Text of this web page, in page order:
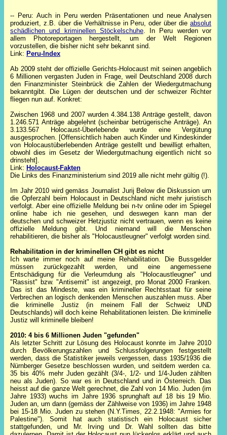
-- Peru: Auch in Peru werden Präsentationen und neue Analysen
produziert, z.B. über die Verhältnisse in Peru, oder über die absolut
schädlichen und kriminellen Stöckelschuhe. In Peru werden vor
allem Photoreportagen hergestellt, um der Welt Regionen
vorzustellen, die bisher nicht sehr bekannt sind.
Link: Peru-Index
Ab 2009 steht der offizielle Gerichts-Holocaust mit seinen angeblich
6 Millionen vergasten Juden in Frage, weil Deutschland 2008 durch
den Finanzminister Steinbrück die Zahlen der Wiedergutmachung
bekanntgibt. Die Lügen der deutschen und der schweizer Richter
fliegen nun auf. Konkret:
Zwischen 1968 und 2007 wurden 4.384.138 Anträge gestellt, davon
1.246.571 Anträge abgelehnt (scheinbar betrügerische Anträge). An
3.133.567 Holocaust-Überlebende wurde eine Vergütung
ausgesprochen. [Offensichtlich haben auch Kinder und Kindeskinder
von Holocaustüberlebenden Anträge gestellt und bewilligt erhalten,
obwohl dies im Gesetz der Wiedergutmachung eigentlich nicht so
drinsteht].
Link: Holocaust-Fakten
Die Links des Finanzministerium sind 2019 alle nicht mehr gültig (!).
Im Jahr 2010 wird gemäss Journalist Jurij Below die Diskussion um
die Opferzahl beim Holocaust in Deutschland nicht mehr juristisch
verfolgt. Aber eine offizielle Meldung bei n-tv online oder im Spiegel
online habe ich nie gesehen, und deswegen kann man der
deutschen und schweizer Hetzjustiz nicht vertrauen, wenn es keine
offizielle Meldung gibt. Und niemand will die Menschen
rehabilitieren, die bisher als "Holocaustleugner" verfolgt worden sind.
Rehabilitation in der kriminellen CH gibt es nicht
Ich warte immer noch auf meine Rehabilitation. Die Bussgelder
müssen zurückgezahlt werden, und eine angemessene
Entschädigung für die Verleumdung als "Holocaustleugner" und
"Rassist" bzw. "Antisemit" ist angezeigt, pro Monat 2000 Franken.
Das ist das Mindeste, was ein krimineller Rechtsstaat für seine
Verbrechen an logisch denkenden Menschen auszahlen muss. Aber
die kriminelle Justiz (in meinem Fall der Schweiz UND
Deutschlands) will doch keine Rehabilitationen leisten. Die kriminelle
Justiz will kriminelle bleiben!
2010: 4 bis 6 Millionen Juden "gefunden"
Als letzter Schritt zur Lösung des Holocaust konnte im Jahre 2010
durch Bevölkerungszahlen und Schlussfolgerungen festgestellt
werden, dass die Statistiker jeweils vergessen, dass 1935/1936 die
Nürnberger Gesetze beschlossen wurden, und seitdem werden ca.
35 bis 40% mehr Juden gezählt (3/4-, 1/2- und 1/4-Juden zählten
neu als Juden). So war es in Deutschland und in Österreich. Das
heisst auf die ganze Welt gerechnet, die Zahl von 14 Mio. Juden (im
Jahre 1933) wuchs im Jahre 1936 sprunghaft auf 18 bis 19 Mio.
Juden an, um dann (gemäss der Zählweise von 1936) im Jahre 1948
bei 15-18 Mio. Juden zu stehen (N.Y.Times, 22.2.1948: "Armies for
Palestine"). Somit hat auch statistisch ein Holocaust sicher
stattgefunden, und Mr. Irving und Dr. Wahl sollten das bitte